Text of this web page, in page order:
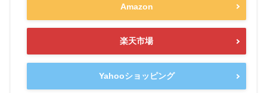
Amazon
楽天市場
Yahooショッピング